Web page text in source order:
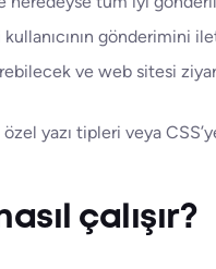
kullanıcının gönderimini
ve web sitesi
yazı tipleri veya
çalışır?